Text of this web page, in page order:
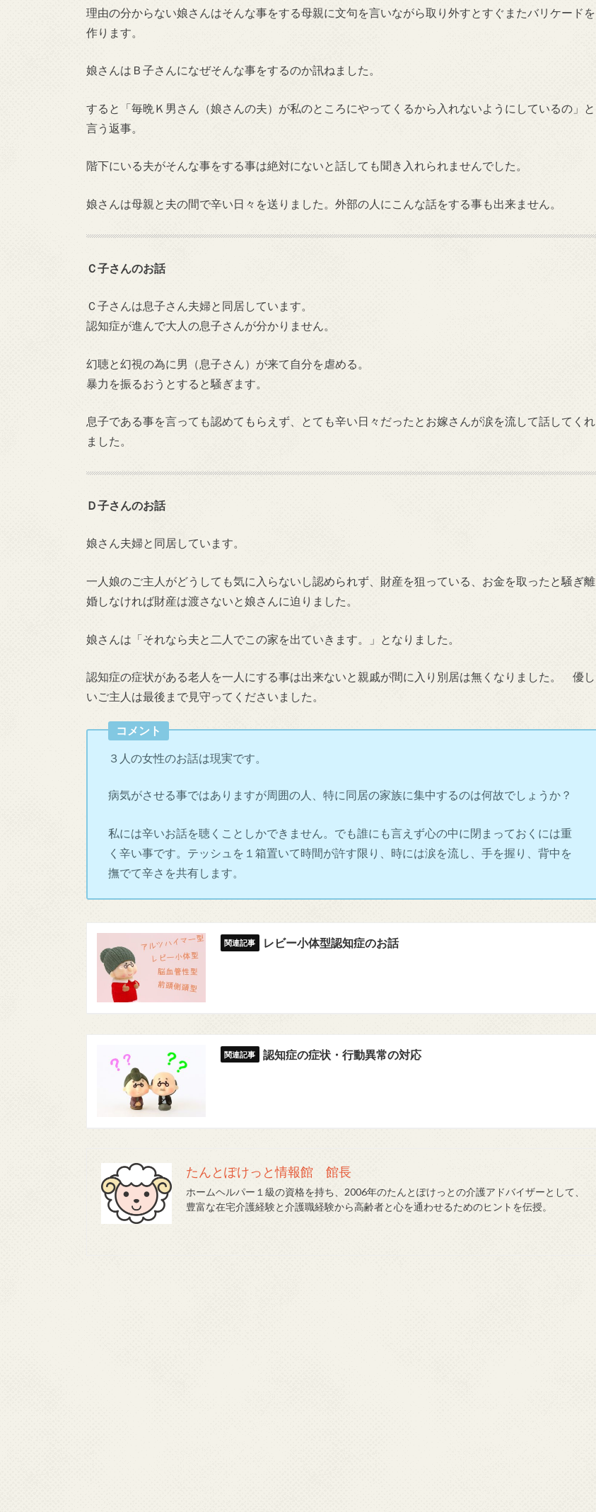
理由の分からない娘さんはそんな事をする母親に文句を言いながら取り外すとすぐまたバリケードを
作ります。
娘さんはＢ子さんになぜそんな事をするのか訊ねました。
すると「毎晩Ｋ男さん（娘さんの夫）が私のところにやってくるから入れないようにしているの」と
言う返事。
階下にいる夫がそんな事をする事は絶対にないと話しても聞き入れられませんでした。
娘さんは母親と夫の間で辛い日々を送りました。外部の人にこんな話をする事も出来ません。
Ｃ子さんのお話
Ｃ子さんは息子さん夫婦と同居しています。
認知症が進んで大人の息子さんが分かりません。
幻聴と幻視の為に男（息子さん）が来て自分を虐める。
暴力を振るおうとすると騒ぎます。
息子である事を言っても認めてもらえず、とても辛い日々だったとお嫁さんが涙を流して話してくれ
ました。
Ｄ子さんのお話
娘さん夫婦と同居しています。
一人娘のご主人がどうしても気に入らないし認められず、財産を狙っている、お金を取ったと騒ぎ離
婚しなければ財産は渡さないと娘さんに迫りました。
娘さんは「それなら夫と二人でこの家を出ていきます。」となりました。
認知症の症状がある老人を一人にする事は出来ないと親戚が間に入り別居は無くなりました。 優し
いご主人は最後まで見守ってくださいました。
コメント
３人の女性のお話は現実です。
病気がさせる事ではありますが周囲の人、特に同居の家族に集中するのは何故でしょうか？
私には辛いお話を聴くことしかできません。でも誰にも言えず心の中に閉まっておくには重
く辛い事です。テッシュを１箱置いて時間が許す限り、時には涙を流し、手を握り、背中を
撫でて辛さを共有します。
レビー小体型認知症のお話
認知症の症状・行動異常の対応
たんとぽけっと情報館 館長
ホームヘルパー１級の資格を持ち、2006年のたんとぽけっとの介護アドバイザーとして、
豊富な在宅介護経験と介護職経験から高齢者と心を通わせるためのヒントを伝授。